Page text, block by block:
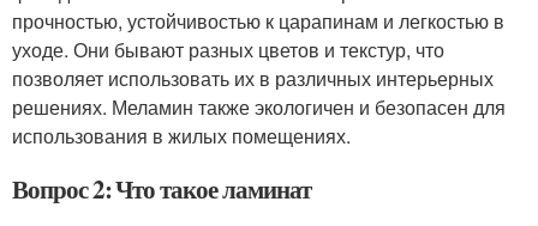
прочностью, устойчивостью к царапинам и легкостью в
уходе. Они бывают разных цветов и текстур, что
позволяет использовать их в различных интерьерных
решениях. Меламин также экологичен и безопасен для
использования в жилых помещениях.
Вопрос 2: Что такое ламинат